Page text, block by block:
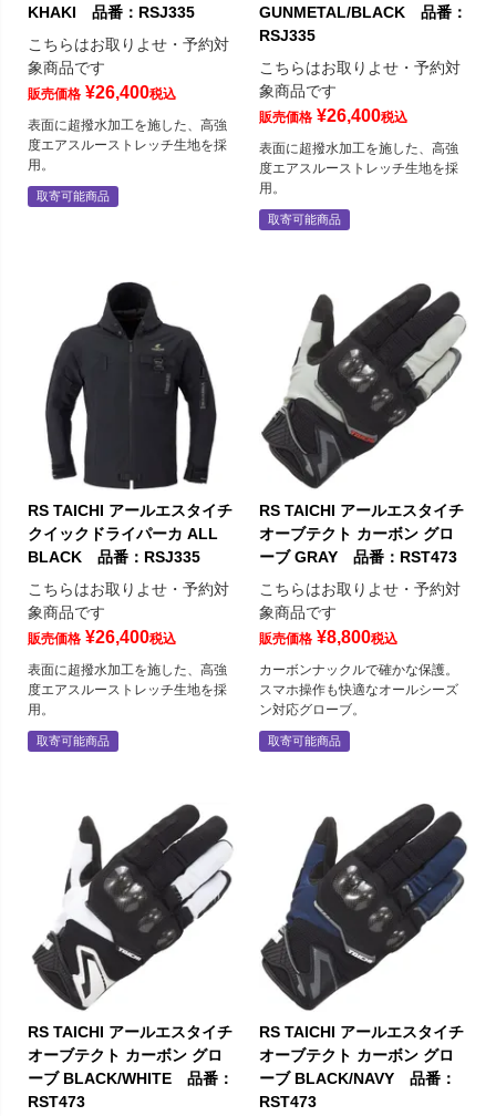
KHAKI 品番：RSJ335
こちらはお取りよせ・予約対
象商品です
販売価格 ¥26,400税込
表面に超撥水加工を施した、高強
度エアスルーストレッチ生地を採
用。
取寄可能商品
GUNMETAL/BLACK 品番：
RSJ335
こちらはお取りよせ・予約対
象商品です
販売価格 ¥26,400税込
表面に超撥水加工を施した、高強
度エアスルーストレッチ生地を採
用。
取寄可能商品
RS TAICHI アールエスタイチ
クイックドライパーカ ALL
BLACK 品番：RSJ335
こちらはお取りよせ・予約対
象商品です
販売価格 ¥26,400税込
表面に超撥水加工を施した、高強
度エアスルーストレッチ生地を採
用。
取寄可能商品
RS TAICHI アールエスタイチ
オーブテクト カーボン グロ
ーブ GRAY 品番：RST473
こちらはお取りよせ・予約対
象商品です
販売価格 ¥8,800税込
カーボンナックルで確かな保護。
スマホ操作も快適なオールシーズ
ン対応グローブ。
取寄可能商品
RS TAICHI アールエスタイチ
オーブテクト カーボン グロ
ーブ BLACK/WHITE 品番：
RST473
RS TAICHI アールエスタイチ
オーブテクト カーボン グロ
ーブ BLACK/NAVY 品番：
RST473